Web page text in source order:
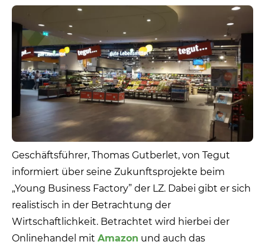
Geschäftsführer, Thomas Gutberlet, von Tegut
informiert über seine Zukunftsprojekte beim
„Young Business Factory” der LZ. Dabei gibt er sich
realistisch in der Betrachtung der
Wirtschaftlichkeit. Betrachtet wird hierbei der
Onlinehandel mit Amazon und auch das